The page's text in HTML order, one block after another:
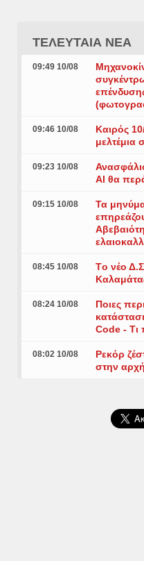
ΤΕΛΕΥΤΑΙΑ ΝΕΑ
09:49 10/08
09:46 10/08
Καιρός
μελτέμια
09:23 10/08
AI θα
09:15 10/08
Τα
08:45 10/08
Tο νέο
08:24 10/08
Ποιες
Code - Τι
08:02 10/08
Ρεκόρ
στην